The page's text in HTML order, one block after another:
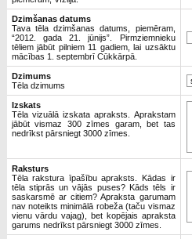
Dzimšanas datums
Tava tēla dzimšanas datums, piemēram,
“2012. gada 21. jūnijs”. Pirmziemnieku
tēliem jābūt pilniem 11 gadiem, lai uzsāktu
mācības 1. septembrī Cūkkārpā.
Dzimums
Tēla dzimums
Izskats
Tēla vizuālā izskata apraksts. Aprakstam
jābūt vismaz 300 zīmes garam, bet tas
nedrīkst pārsniegt 3000 zīmes.
Raksturs
Tēla rakstura īpašību apraksts. Kādas ir
tēla stiprās un vājās puses? Kāds tēls ir
saskarsmē ar citiem? Apraksta garumam
nav noteikts minimālā robeža (taču vismaz
vienu vārdu vajag), bet kopējais apraksta
garums nedrīkst pārsniegt 3000 zīmes.